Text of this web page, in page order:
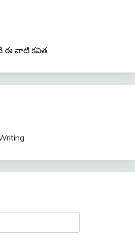
ఈ నాటి కవిత.